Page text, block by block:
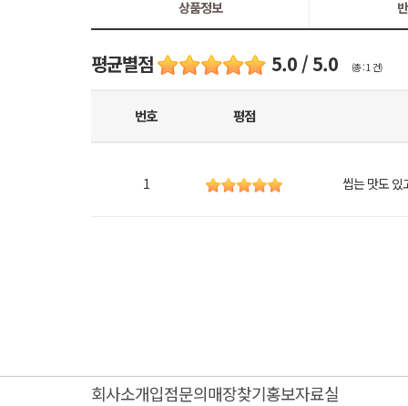
상품정보
평균별점 5.0 / 5.0 (총 : 1 건)
번호 평점
1 씹는 맛도 있
회사소개입점문의매장찾기홍보자료실